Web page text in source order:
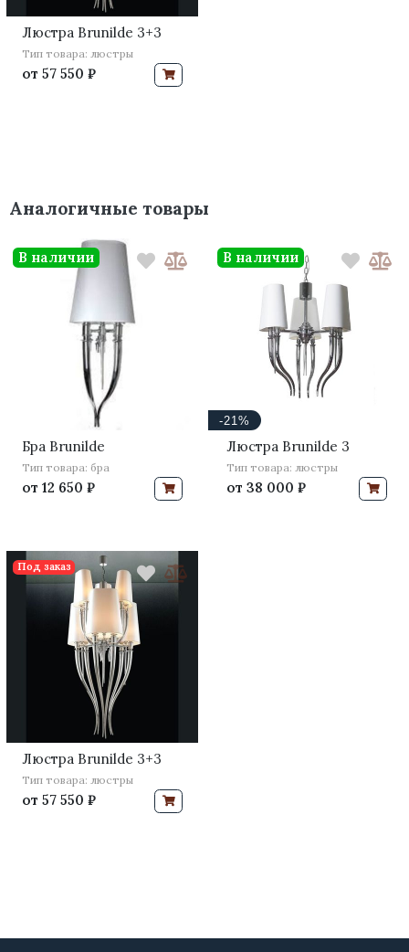
Люстра Brunilde 3+3
Тип товара: люстры
от 57 550 ₽
Аналогичные товары
Бра Brunilde
Тип товара: бра
от 12 650 ₽
В наличии
-21%
Люстра Brunilde 3
Тип товара: люстры
от 38 000 ₽
В наличии
Люстра Brunilde 3+3
Тип товара: люстры
от 57 550 ₽
Под заказ